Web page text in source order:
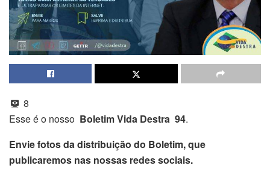
8
Esse é o nosso Boletim Vida Destra 94.
Envie fotos da distribuição do Boletim, que
publicaremos nas nossas redes sociais.